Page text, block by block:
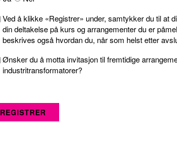
Ved å klikke «Registrer» under, samtykker du til at
din deltakelse på kurs og arrangementer du er
beskrives også hvordan du, når som helst etter
Ønsker du å motta invitasjon til fremtidige
industritransformatorer?
REGISTRER